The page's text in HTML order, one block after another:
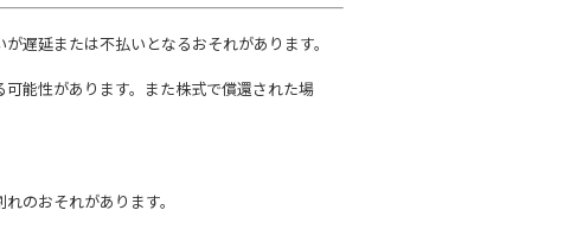
遅延または不払いとなるおそれがあります。
能性があります。また株式で償還された場
のおそれがあります。